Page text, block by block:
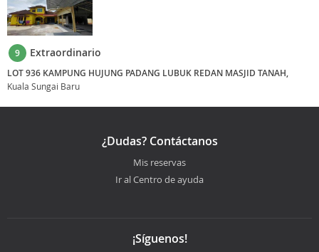
9 Extraordinario
LOT 936 KAMPUNG HUJUNG PADANG LUBUK REDAN MASJID TANAH,
Kuala Sungai Baru
¿Dudas? Contáctanos
Mis reservas
Ir al Centro de ayuda
¡Síguenos!